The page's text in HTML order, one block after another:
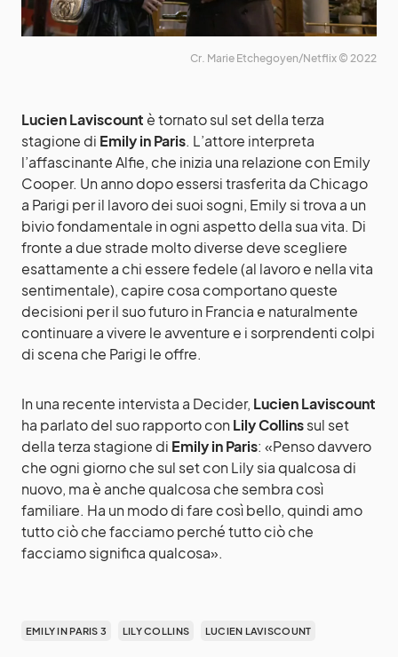
Cr. Marie Etchegoyen/Netflix © 2022
Lucien Laviscount è tornato sul set della terza
stagione di Emily in Paris. L’attore interpreta
l’affascinante Alfie, che inizia una relazione con Emily
Cooper. Un anno dopo essersi trasferita da Chicago
a Parigi per il lavoro dei suoi sogni, Emily si trova a un
bivio fondamentale in ogni aspetto della sua vita. Di
fronte a due strade molto diverse deve scegliere
esattamente a chi essere fedele (al lavoro e nella vita
sentimentale), capire cosa comportano queste
decisioni per il suo futuro in Francia e naturalmente
continuare a vivere le avventure e i sorprendenti colpi
di scena che Parigi le offre.
In una recente intervista a Decider, Lucien Laviscount
ha parlato del suo rapporto con Lily Collinssul set
della terza stagione di Emily in Paris: «Penso davvero
che ogni giorno che sul set con Lily sia qualcosa di
nuovo, ma è anche qualcosa che sembra così
familiare. Ha un modo di fare così bello, quindi amo
tutto ciò che facciamo perché tutto ciò che
facciamo significa qualcosa».
EMILY IN PARIS 3 LILY COLLINS LUCIEN LAVISCOUNT